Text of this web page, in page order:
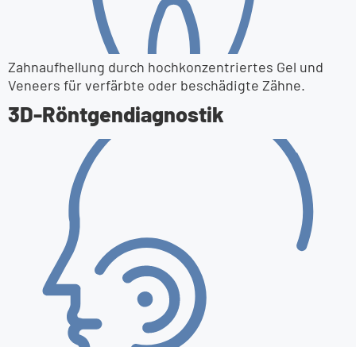
Zahnaufhellung durch hochkonzentriertes Gel und
Veneers für verfärbte oder beschädigte Zähne.
3D-Röntgen­diagnostik